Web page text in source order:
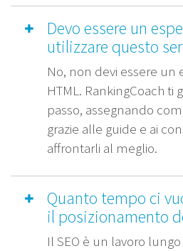
Devo essere un
utilizzare questo
No, non devi essere un
HTML. RankingCoach ti
passo, assegnando
grazie alle guide e ai
affrontarli al meglio.
Quanto tempo ci
il posizionamento
Il SEO è un lavoro